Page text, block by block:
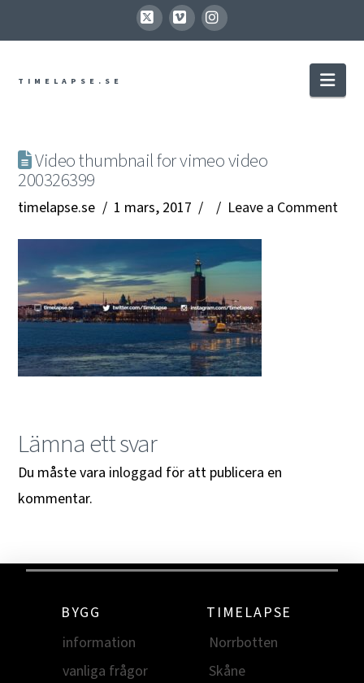
X VimeoInstagram
TIMELAPSE.SE
Video thumbnail for vimeo video
200326399
timelapse.se 1 mars, 2017 Leave a Comment
Lämna ett svar
Du måste vara inloggad för att publicera en
kommentar.
BYGG
information
vanliga frågor
TIMELAPSE
Norrbotten
Skåne